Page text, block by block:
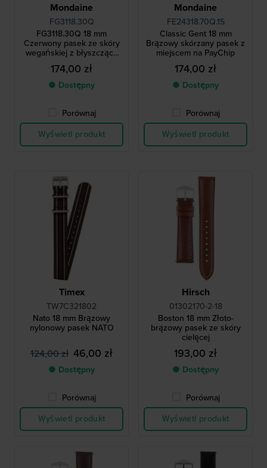
Mondaine
FG3118.30Q
FG3118.30Q 18 mm
Czerwony pasek ze skóry
wegańskiej z błyszczącą
klamrą
174,00 zł
● Dostępny
Porównaj
Wyświetl produkt
Mondaine
FE24318.70Q.1S
Classic Gent 18 mm
Brązowy skórzany pasek z
miejscem na PayChip
174,00 zł
● Dostępny
Porównaj
Wyświetl produkt
Timex
TW7C321802
Nato 18 mm Brązowy
nylonowy pasek NATO
124,00 zł 46,00 zł
● Dostępny
Porównaj
Wyświetl produkt
Hirsch
01302170-2-18
Boston 18 mm Złoto-
brązowy pasek ze skóry
cielęcej
193,00 zł
● Dostępny
Porównaj
Wyświetl produkt